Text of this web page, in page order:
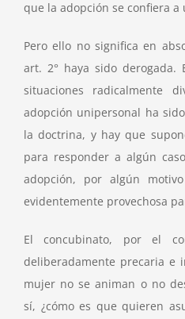
que la adopción se confiera
Pero ello no significa en
art. 2° haya sido
situaciones radicalmente
adopción unipersonal ha
la doctrina, y hay que
para responder a algún
adopción, por algún
evidentemente provechosa
El concubinato, por el
deliberadamente precaria e
mujer no se animan o no
sí, ¿cómo es que quieren